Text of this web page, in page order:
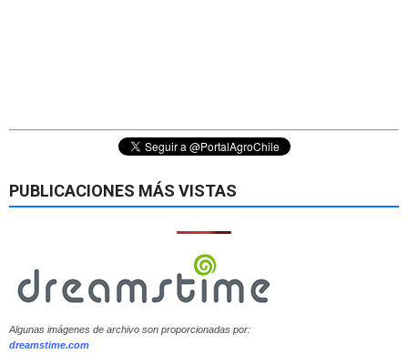
PUBLICACIONES MÁS VISTAS
Algunas imágenes de archivo son proporcionadas por:
dreamstime.com